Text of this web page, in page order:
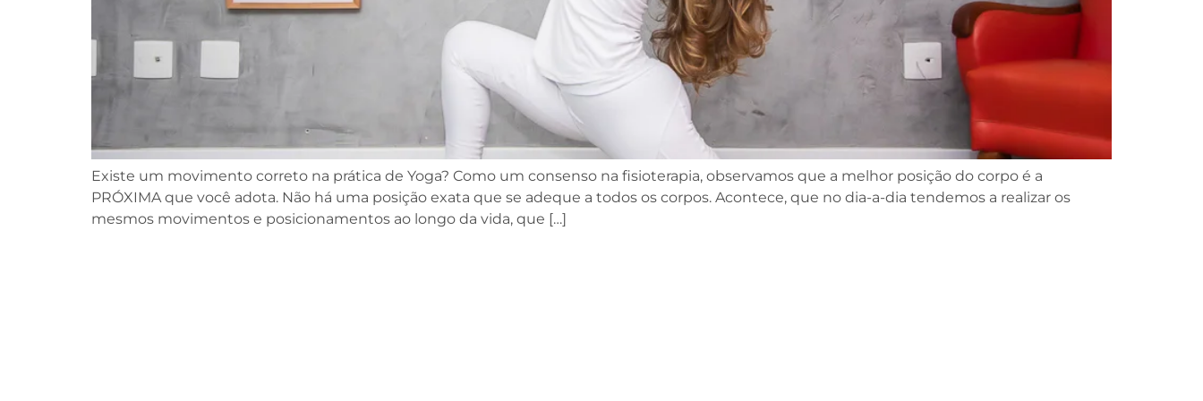
Existe um movimento correto na prática de Yoga? Como um consenso na fisioterapia, observamos que a melhor posição do corpo é a
PRÓXIMA que você adota. Não há uma posição exata que se adeque a todos os corpos. Acontece, que no dia-a-dia tendemos a realizar os
mesmos movimentos e posicionamentos ao longo da vida, que […]